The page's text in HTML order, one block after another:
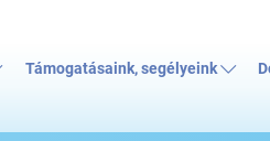
Támogatásaink, segélyeink